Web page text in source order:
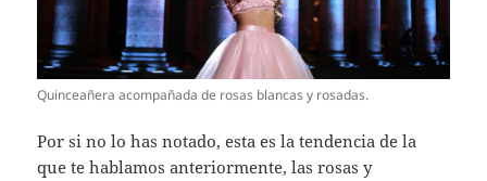
Quinceañera acompañada de rosas blancas y rosadas.
Por si no lo has notado, esta es la tendencia de la
que te hablamos anteriormente, las rosas y